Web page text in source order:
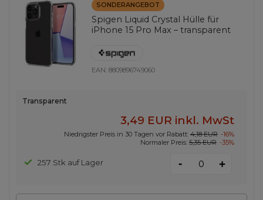
SONDERANGEBOT
Spigen Liquid Crystal Hülle für
iPhone 15 Pro Max – transparent
EAN:8809896749060
Transparent
3,49 EUR inkl. MwSt
Niedrigster Preis in 30 Tagen vor Rabatt: 4,18 EUR -16%
Normaler Preis: 5,35 EUR -35%
257 Stk auf Lager - +